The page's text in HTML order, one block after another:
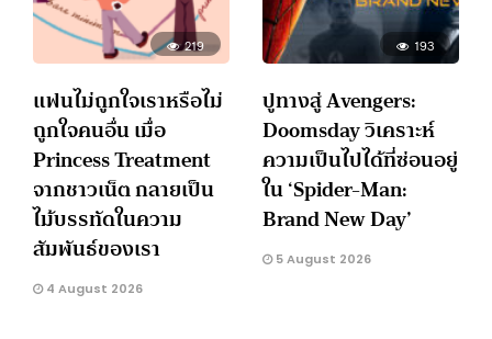
219
แฟนไม่ถูกใจเราหรือไม่
ถูกใจคนอื่น เมื่อ
Princess Treatment
จากชาวเน็ต กลายเป็น
ไม้บรรทัดในความ
สัมพันธ์ของเรา
4 August 2026
193
ปูทางสู่ Avengers:
Doomsday วิเคราะห์
ความเป็นไปได้ที่ซ่อนอยู่
ใน ‘Spider-Man:
Brand New Day’
5 August 2026